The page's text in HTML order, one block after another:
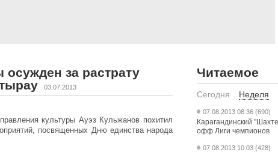
за растрату
03.07.2013
культуры Ауэз Кульжанов похитил
посвященных Дню единства народа
Читаемое
Сегодня Неделя
07.08.2013 08:36 (690)
Карагандинский
офф Лиги чемпионов
07.08.2013 10:03 (428)